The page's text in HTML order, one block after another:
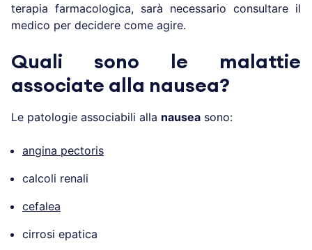
terapia farmacologica, sarà necessario consultare il
medico per decidere come agire.
Quali sono le malattie
associate alla nausea?
Le patologie associabili alla nausea sono:
angina pectoris
calcoli renali
cefalea
cirrosi epatica